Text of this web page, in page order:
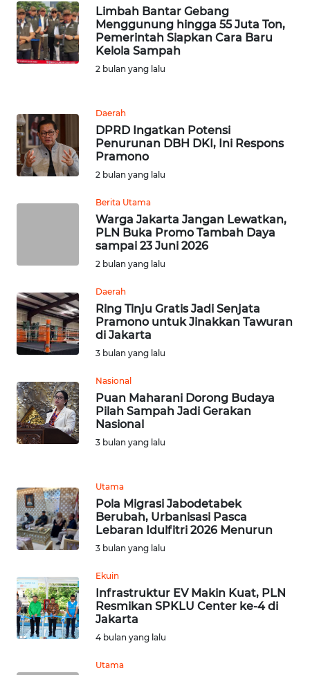
Limbah Bantar Gebang
Menggunung hingga 55 Juta Ton,
Pemerintah Siapkan Cara Baru
Kelola Sampah
2 bulan yang lalu
Daerah
DPRD Ingatkan Potensi
Penurunan DBH DKI, Ini Respons
Pramono
2 bulan yang lalu
Berita Utama
Warga Jakarta Jangan Lewatkan,
PLN Buka Promo Tambah Daya
sampai 23 Juni 2026
2 bulan yang lalu
Daerah
Ring Tinju Gratis Jadi Senjata
Pramono untuk Jinakkan Tawuran
di Jakarta
3 bulan yang lalu
Nasional
Puan Maharani Dorong Budaya
Pilah Sampah Jadi Gerakan
Nasional
3 bulan yang lalu
Utama
Pola Migrasi Jabodetabek
Berubah, Urbanisasi Pasca
Lebaran Idulfitri 2026 Menurun
3 bulan yang lalu
Ekuin
Infrastruktur EV Makin Kuat, PLN
Resmikan SPKLU Center ke-4 di
Jakarta
4 bulan yang lalu
Utama
KAMI
PEDOMAN
MEDIA
KARIR
SUMUT
WN
JAKARTA
WN
JABAR
WN
WN
NTT
WN
KEPRI
WN
PAPUA
WN